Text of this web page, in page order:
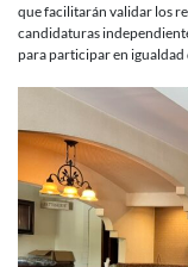
que facilitarán validar los
candidaturas
para participar en igualdad